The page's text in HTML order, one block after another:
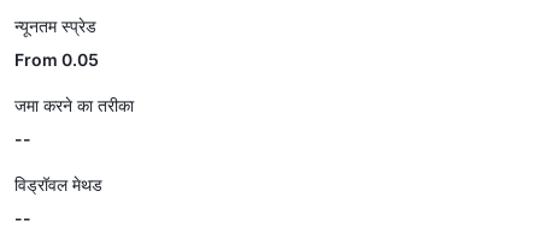
न्यूनतम स्प्रेड
From 0.05
जमा करने का तरीका
--
विड्रॉवल मेथड
--